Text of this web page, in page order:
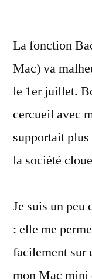
La fonction
Mac) va
le 1er juillet.
cercueil avec
supportait
la société
Je suis un peu
: elle me
facilement sur
mon Mac mini